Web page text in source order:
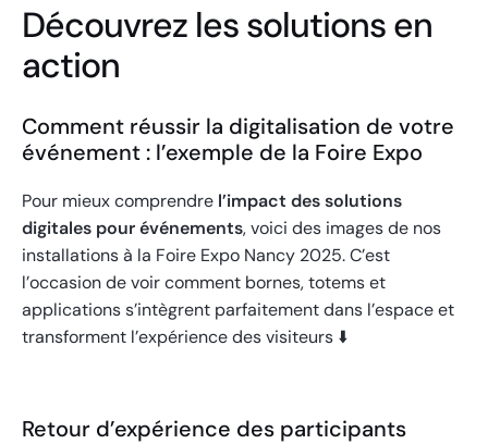
Découvrez les solutions en
action
Comment réussir la digitalisation de votre
événement : l’exemple de la Foire Expo
Pour mieux comprendre l’impact des solutions
digitales pour événements, voici des images de nos
installations à la Foire Expo Nancy 2025. C’est
l’occasion de voir comment bornes, totems et
applications s’intègrent parfaitement dans l’espace et
transforment l’expérience des visiteurs ⬇️
Retour d’expérience des participants